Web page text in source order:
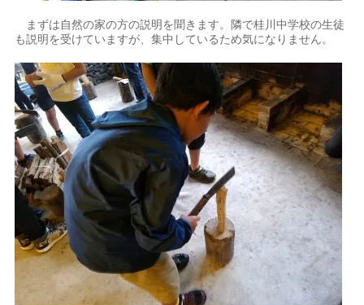
まずは自然の家の方の説明を聞きます。隣で桂川中学校の生徒
も説明を受けていますが、集中しているため気になりません。